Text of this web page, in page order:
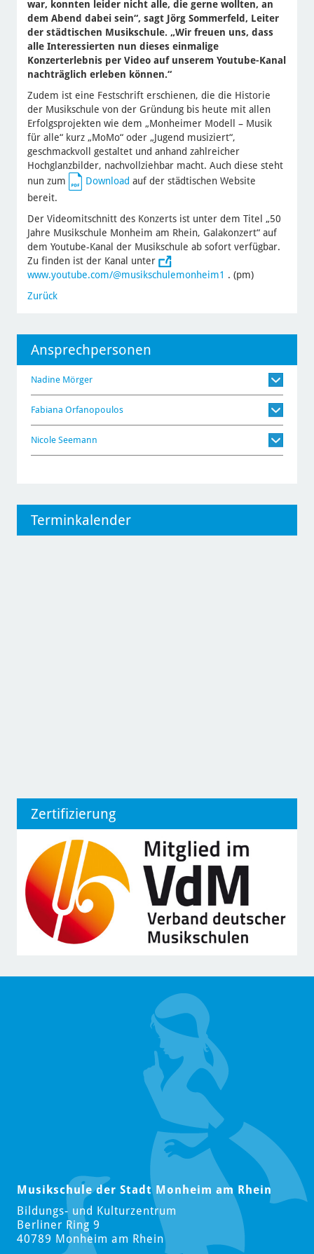
war, konnten leider nicht alle, die gerne wollten, an
dem Abend dabei sein“, sagt Jörg Sommerfeld, Leiter
der städtischen Musikschule. „Wir freuen uns, dass
alle Interessierten nun dieses einmalige
Konzerterlebnis per Video auf unserem Youtube-Kanal
nachträglich erleben können.“
Zudem ist eine Festschrift erschienen, die die Historie
der Musikschule von der Gründung bis heute mit allen
Erfolgsprojekten wie dem „Monheimer Modell – Musik
für alle“ kurz „MoMo“ oder „Jugend musiziert“,
geschmackvoll gestaltet und anhand zahlreicher
Hochglanzbilder, nachvollziehbar macht. Auch diese steht
nun zum
Download auf der städtischen Website
bereit.
Der Videomitschnitt des Konzerts ist unter dem Titel „50
Jahre Musikschule Monheim am Rhein, Galakonzert“ auf
dem Youtube-Kanal der Musikschule ab sofort verfügbar.
Zu finden ist der Kanal unter
www.youtube.com/@musikschulemonheim1 . (pm)
Zurück
Ansprechpersonen
Nadine Mörger
Fabiana Orfanopoulos
Nicole Seemann
Terminkalender
Zertifizierung
Musikschule der Stadt Monheim am Rhein
Bildungs- und Kulturzentrum
Berliner Ring 9
40789 Monheim am Rhein